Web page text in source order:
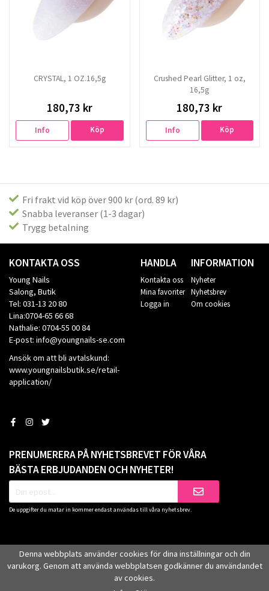
CRYSTAL, 1 OZ.16,5g
180,73 kr
Info Köp
Crushed Pearl Glitter, 1 oz,
16,5g
180,73 kr
Info Köp
Fri frakt vid köp över 900 kr (ord. 89 kr)
Snabba leveranser (1-3 dagar)
Trygg betalning
KONTAKTA OSS
Young Nails
Salong, Butik
Tel: 031-13 20 80
Lina:0704-65 66 68
Nathalie: 0704-55 00 84
E-post: info@youngnails-se.com
Ansök om att bli avtalskund:
www.youngnailsbutik.se/retail-
application/
HANDLA
Kontakta oss
Mina favoriter
Logga in
INFORMATION
Nyheter
Nyhetsbrev
Om cookies
PRENUMERERA PÅ NYHETSBREVET FÖR VÅRA
BÄSTA ERBJUDANDEN OCH NYHETER!
De uppgifter du matar in kommer endast användas till våra nyhetsbrev.
Denna webbplats använder cookies för dina inställningar och din
varukorg. Genom att använda webbplatsen godkänner du användandet
av cookies.